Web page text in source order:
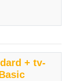
+ tv-